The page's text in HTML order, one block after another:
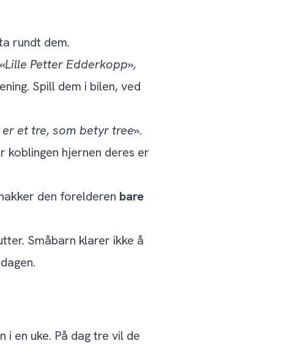
rundt dem.
Petter Edderkopp»,
Spill dem i bilen, ved
et tre, som betyr tree».
koblingen hjernen deres er
den forelderen bare
Småbarn klarer ikke å
i en uke. På dag tre vil de